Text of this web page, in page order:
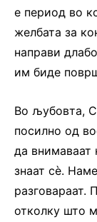
е период во
желбата за
направи
им биде
Во љубовта,
посилно од
да
знаат сè.
разговараат.
отколку што